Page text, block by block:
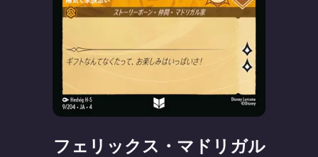
フェリックス・マドリガル